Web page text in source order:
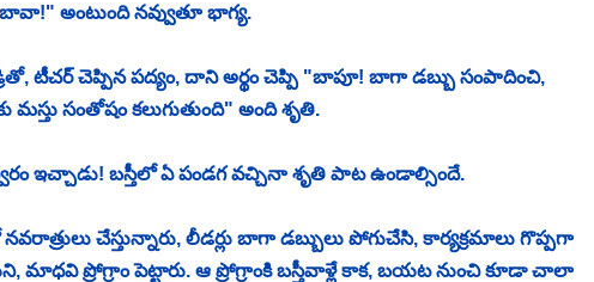
అంటుంది నవ్వుతూ భాగ్య.
టీచర్ చెప్పిన పద్యం, దాని అర్థం చెప్పి "బాపూ! బాగా డబ్బు సంపాదించి,
మస్తు సంతోషం కలుగుతుంది" అంది శృతి.
ఇచ్చాడు! బస్తీలో ఏ పండగ వచ్చినా శృతి పాట ఉండాల్సిందే.
చేస్తున్నారు, లీడర్లు బాగా డబ్బులు పోగుచేసి, కార్యక్రమాలు గొప్పగా
ప్రోగ్రాం పెట్టారు. ఆ ప్రోగ్రాంకి బస్తీవాళ్లే కాక, బయట నుంచి కూడా చాలా